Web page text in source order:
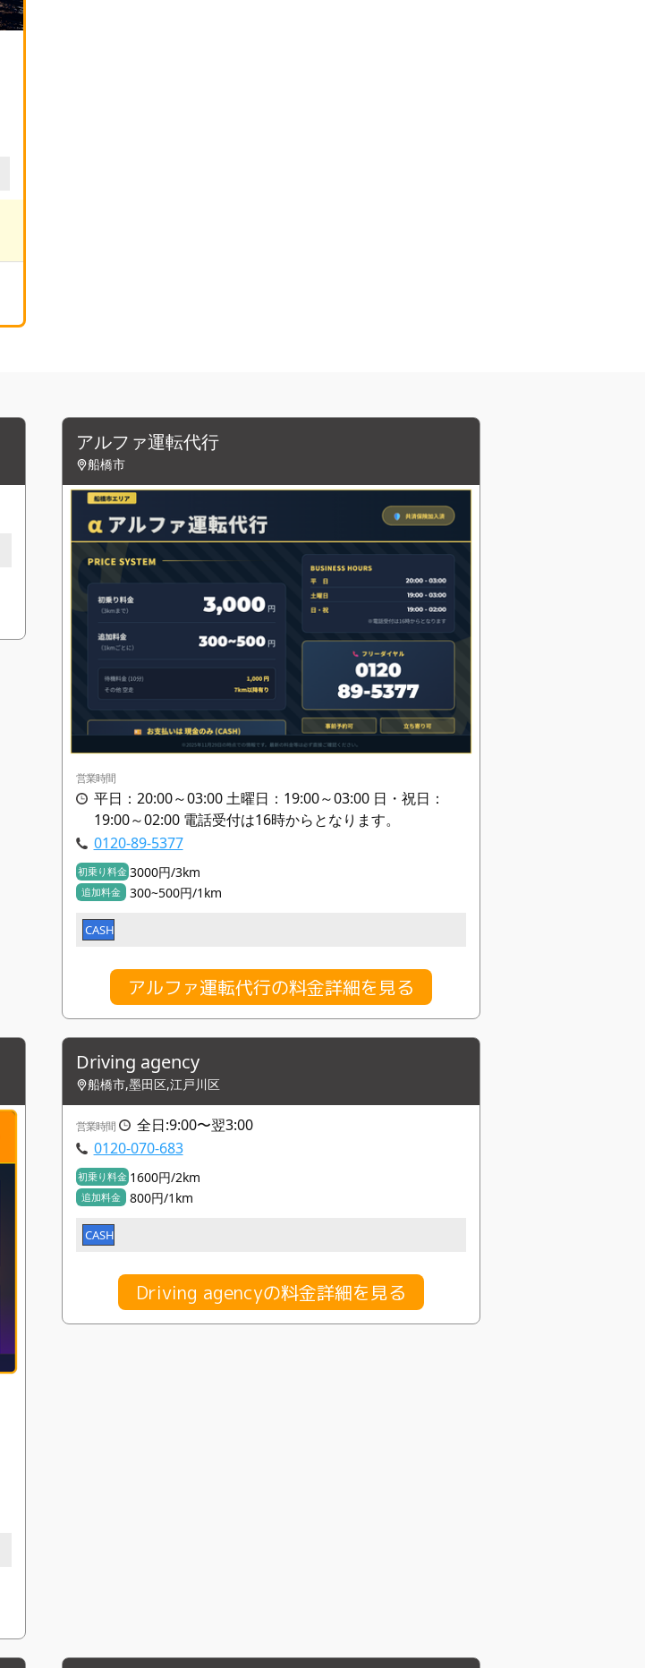
アルファ運転代行
船橋市
営業時間
平日：20:00～03:00 土曜日：19:00～03:00 日・祝日：
19:00～02:00 電話受付は16時からとなります。
0120-89-5377
初乗り料金 3000円/3km
追加料金 300~500円/1km
CASH
アルファ運転代行の料金詳細を見る
Driving agency
船橋市,墨田区,江戸川区
営業時間
全日:9:00〜翌3:00
0120-070-683
初乗り料金 1600円/2km
追加料金 800円/1km
CASH
Driving agencyの料金詳細を見る